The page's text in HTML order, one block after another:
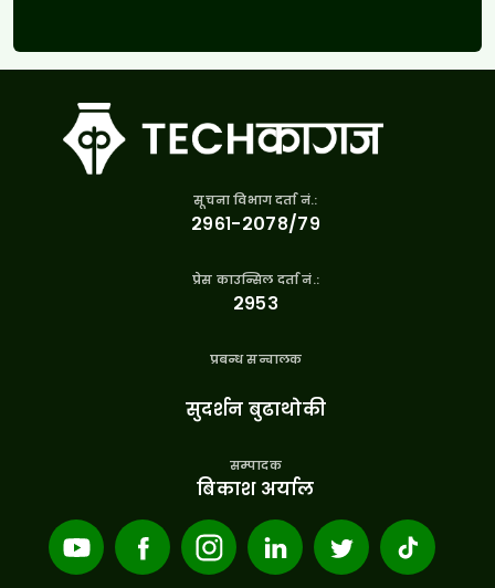
सूचना विभाग दर्ता नं.:
२९६१-२०७८/७९
प्रेस काउन्सिल दर्ता नं.:
२९५३
प्रबन्ध सन्चालक
सुदर्शन बुढाथोकी
सम्पादक
बिकाश अर्याल